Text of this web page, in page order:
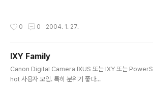
0 0 2004. 1. 27.
IXY Family
Canon Digital Camera IXUS 또는 IXY 또는 PowerS
hot 사용자 모임. 특히 분위기 좋다...